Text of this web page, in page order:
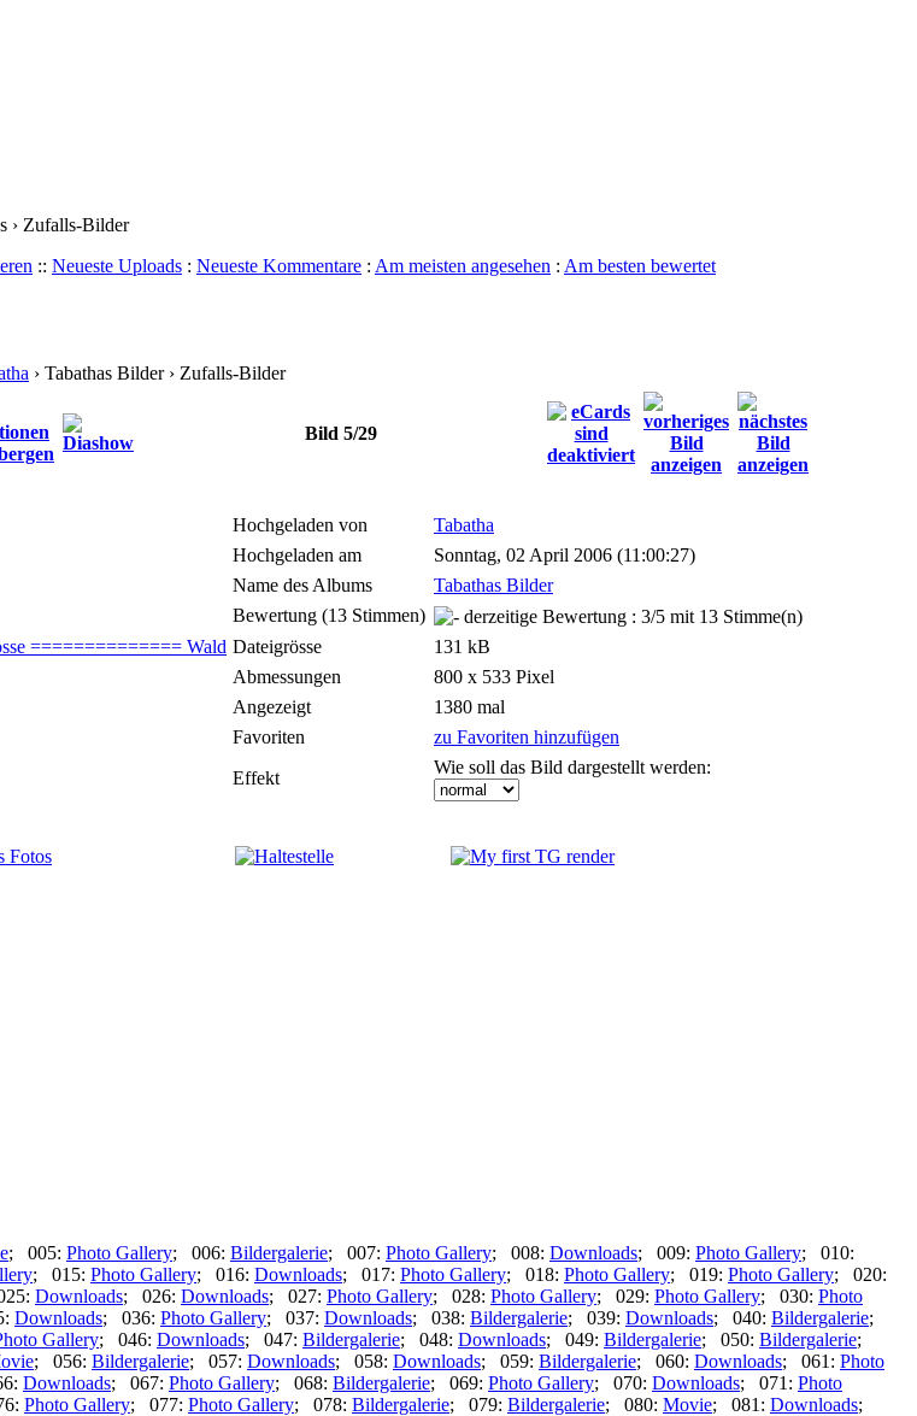
› Zufalls-Bilder
:: Neueste Uploads : Neueste Kommentare : Am meisten angesehen : Am besten bewertet
› Tabathas Bilder › Zufalls-Bilder
Bild 5/29
Hochgeladen von
Tabatha
Hochgeladen am
Sonntag, 02 April 2006 (11:00:27)
Name des Albums
Tabathas Bilder
Bewertung (13 Stimmen)
Dateigrösse
131 kB
Abmessungen
800 x 533 Pixel
Angezeigt
1380 mal
Favoriten
zu Favoriten hinzufügen
Effekt
Wie soll das Bild dargestellt werden:
; 005: Photo Gallery; 006: Bildergalerie; 007: Photo Gallery; 008: Downloads; 009: Photo Gallery; 010:
; 015: Photo Gallery; 016: Downloads; 017: Photo Gallery; 018: Photo Gallery; 019: Photo Gallery; 020:
Downloads; 026: Downloads; 027: Photo Gallery; 028: Photo Gallery; 029: Photo Gallery; 030: Photo
Downloads; 036: Photo Gallery; 037: Downloads; 038: Bildergalerie; 039: Downloads; 040: Bildergalerie;
Gallery; 046: Downloads; 047: Bildergalerie; 048: Downloads; 049: Bildergalerie; 050: Bildergalerie;
; 056: Bildergalerie; 057: Downloads; 058: Downloads; 059: Bildergalerie; 060: Downloads; 061: Photo
Downloads; 067: Photo Gallery; 068: Bildergalerie; 069: Photo Gallery; 070: Downloads; 071: Photo
Photo Gallery; 077: Photo Gallery; 078: Bildergalerie; 079: Bildergalerie; 080: Movie; 081: Downloads;